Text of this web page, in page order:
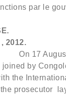
par le
2012.
On 17
joined by
the
prosecutor